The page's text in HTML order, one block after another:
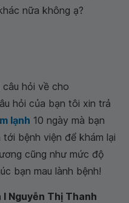
nữa không ạ?
hỏi về cho
hỏi của bạn tôi xin trả
lạnh 10 ngày mà bạn
bệnh viện để khám lại
cũng như mức độ
bạn mau lành bệnh!
Nguyễn Thị Thanh